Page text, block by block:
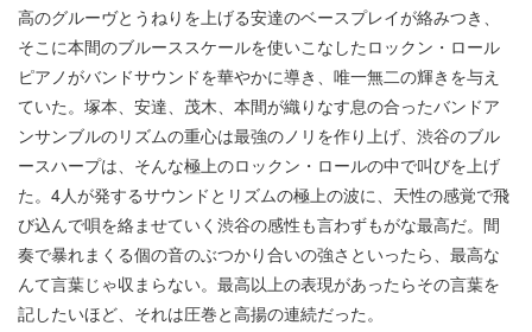
高のグルーヴとうねりを上げる安達のベースプレイが絡みつき、
そこに本間のブルーススケールを使いこなしたロックン・ロール
ピアノがバンドサウンドを華やかに導き、唯一無二の輝きを与え
ていた。塚本、安達、茂木、本間が織りなす息の合ったバンドア
ンサンブルのリズムの重心は最強のノリを作り上げ、渋谷のブル
ースハープは、そんな極上のロックン・ロールの中で叫びを上げ
た。4人が発するサウンドとリズムの極上の波に、天性の感覚で飛
び込んで唄を絡ませていく渋谷の感性も言わずもがな最高だ。間
奏で暴れまくる個の音のぶつかり合いの強さといったら、最高な
んて言葉じゃ収まらない。最高以上の表現があったらその言葉を
記したいほど、それは圧巻と高揚の連続だった。